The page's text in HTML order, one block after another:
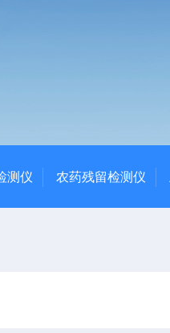
测仪 农药残留检测仪